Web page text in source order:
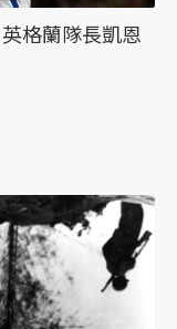
格蘭隊長凱恩